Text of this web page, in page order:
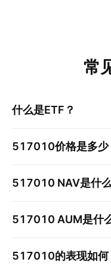
常
什么是ETF？
517010价格是多少
517010 NAV是什
517010 AUM是什
517010的表现如何